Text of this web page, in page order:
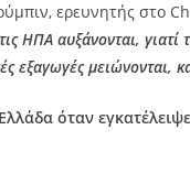
ερευνητής στο
ΗΠΑ αυξάνονται, γιατί
εξαγωγές μειώνονται,
όταν